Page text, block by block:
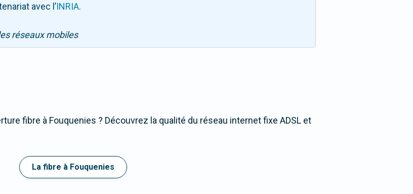
avec l ’INRIA.
réseaux mobiles
fibre à Fouquenies ? Découvrez la qualité du réseau internet fixe ADSL et
La fibre à Fouquenies